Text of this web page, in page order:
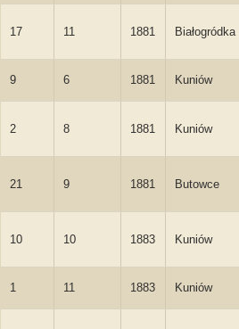
17 11 1881 Białogródka
9 6 1881 Kuniów
2 8 1881 Kuniów
21 9 1881 Butowce
10 10 1883 Kuniów
1 11 1883 Kuniów